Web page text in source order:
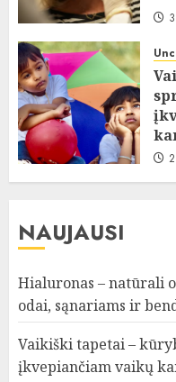
NAUJAUSI
Hialuronas – natūrali
odai, sąnariams ir
Vaikiški tapetai –
įkvepiančiam vaikų